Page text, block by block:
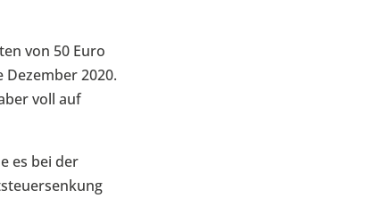
von 50 Euro
Dezember 2020.
voll auf
es bei der